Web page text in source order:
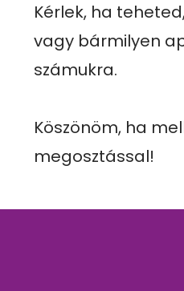
Kérlek, ha
vagy bármilyen
számukra.
Köszönöm, ha
megosztással!